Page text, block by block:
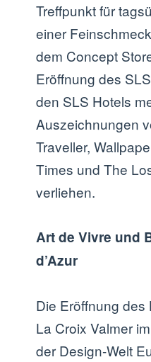
Treffpunkt für
einer
dem Concept
Eröffnung des
den SLS Hotels
Auszeichnungen
Traveller,
Times und The
verliehen.
Art de Vivre und
d’Azur
Die Eröffnung des
La Croix Valmer
der Design-Welt